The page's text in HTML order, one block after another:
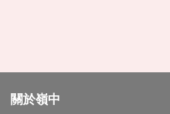
關於嶺中